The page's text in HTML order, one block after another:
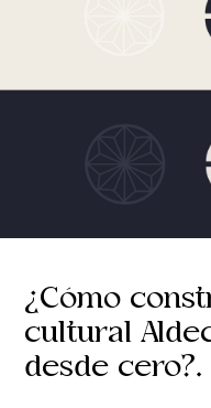
¿Cómo
cultural
desde cero?.